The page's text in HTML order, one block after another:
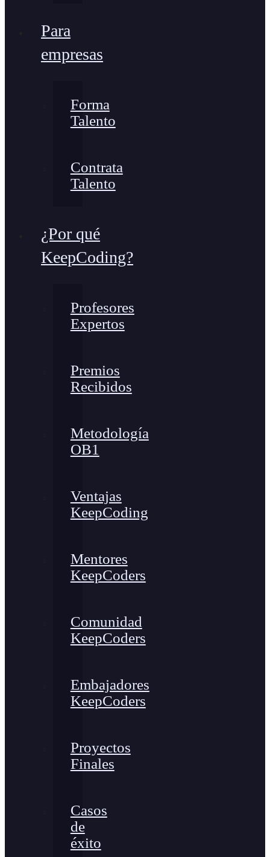
Para
empresas
Forma
Talento
Contrata
Talento
¿Por qué
KeepCoding?
Profesores
Expertos
Premios
Recibidos
Metodología
OB1
Ventajas
KeepCoding
Mentores
KeepCoders
Comunidad
KeepCoders
Embajadores
KeepCoders
Proyectos
Finales
Casos
de
éxito